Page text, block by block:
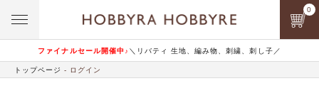
ファイナルセール開催中♪ ＼リバティ 生地、編み物、刺繍、刺し子／
0
トップページ ログイン